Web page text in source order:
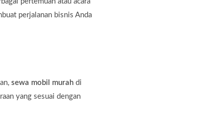
perjalanan bisnis Anda
sewa mobil murah di
yang sesuai dengan